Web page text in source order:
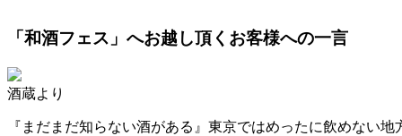
「和酒フェス」へお越し頂くお客様への一言
酒蔵より
『まだまだ知らない酒がある』東京ではめったに飲めない地